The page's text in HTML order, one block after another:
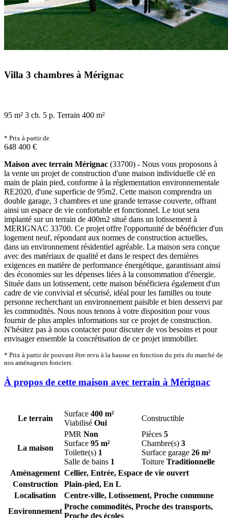
Villa 3 chambres à Mérignac
95 m² 3 ch. 5 p. Terrain 400 m²
* Prix à partir de
648 400 €
Maison avec terrain Mérignac (33700) - Nous vous proposons à
la vente un projet de construction d'une maison individuelle clé en
main de plain pied, conforme à la réglementation environnementale
RE2020, d'une superficie de 95m2. Cette maison comprendra un
double garage, 3 chambres et une grande terrasse couverte, offrant
ainsi un espace de vie confortable et fonctionnel. Le tout sera
implanté sur un terrain de 400m2 situé dans un lotissement à
MERIGNAC 33700. Ce projet offre l'opportunité de bénéficier d'un
logement neuf, répondant aux normes de construction actuelles,
dans un environnement résidentiel agréable. La maison sera conçue
avec des matériaux de qualité et dans le respect des dernières
exigences en matière de performance énergétique, garantissant ainsi
des économies sur les dépenses liées à la consommation d'énergie.
Située dans un lotissement, cette maison bénéficiera également d'un
cadre de vie convivial et sécurisé, idéal pour les familles ou toute
personne recherchant un environnement paisible et bien desservi par
les commodités. Nous nous tenons à votre disposition pour vous
fournir de plus amples informations sur ce projet de construction.
N'hésitez pas à nous contacter pour discuter de vos besoins et pour
envisager ensemble la concrétisation de ce projet immobilier.
* Prix à partir de pouvant être revu à la hausse en fonction du prix du marché de
nos aménageurs fonciers.
À propos de cette maison avec terrain à Mérignac
Le terrain
Surface 400 m²
Viabilisé Oui
Constructible
La maison
PMR Non
Surface 95 m²
Toilette(s) 1
Salle de bains 1
Pièces 5
Chambre(s) 3
Surface garage 26 m²
Toiture Traditionnelle
Aménagement Cellier, Entrée, Espace de vie ouvert
Construction
Plain-pied, En L
Localisation
Centre-ville, Lotissement, Proche commune
Environnement
Proche commodités, Proche des transports,
Proche des écoles